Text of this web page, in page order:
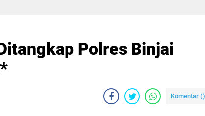
Polres Binjai
Komentar ()